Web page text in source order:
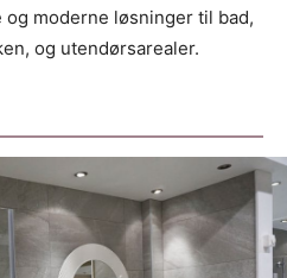
moderne løsninger til bad,
og utendørsarealer.